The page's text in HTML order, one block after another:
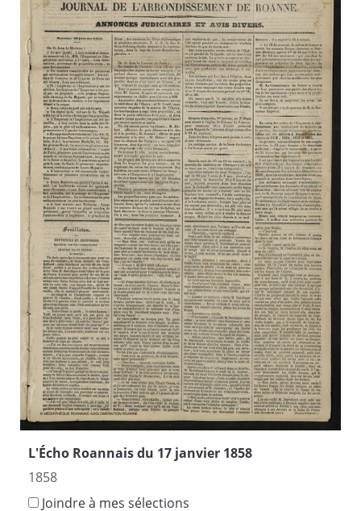
L'Écho Roannais du 17 janvier 1858
1858
Joindre à mes sélections